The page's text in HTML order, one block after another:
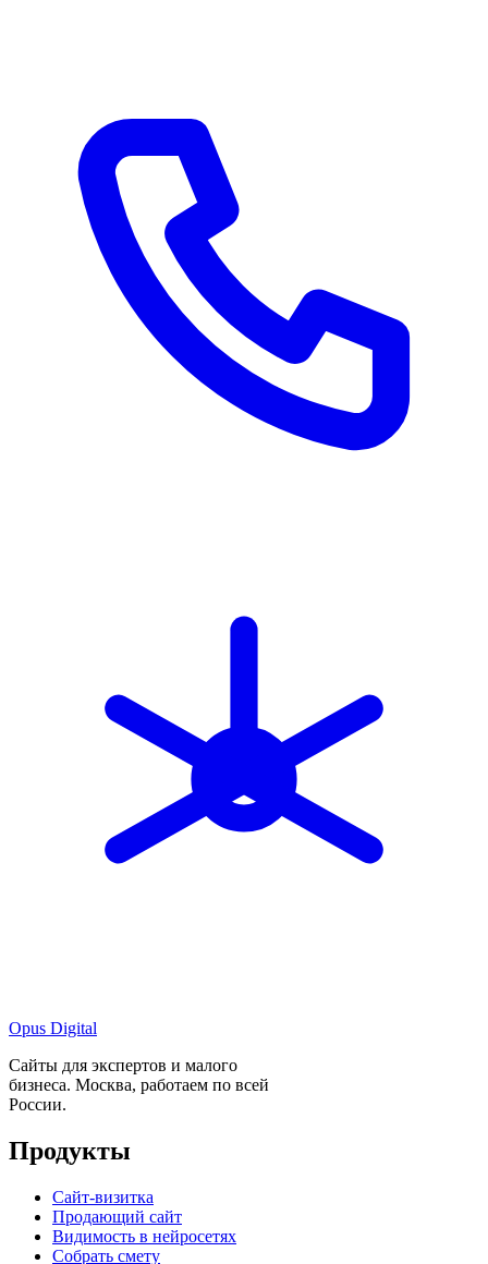
Opus Digital
Сайты для экспертов и малого
бизнеса. Москва, работаем по всей
России.
Продукты
Сайт-визитка
Продающий сайт
Видимость в нейросетях
Собрать смету